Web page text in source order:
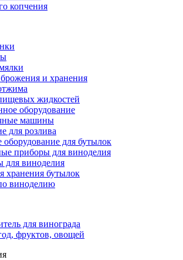
копчения
и хранения
жидкостей
оборудование
машины
для розлива
для бутылок
приборы для виноделия
для виноделия
хранения бутылок
виноделию
для винограда
фруктов, овощей